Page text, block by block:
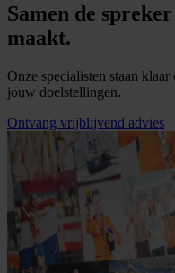
Samen de
maakt.
Onze specialisten staan
jouw doelstellingen.
Ontvang vrijblijvend advies